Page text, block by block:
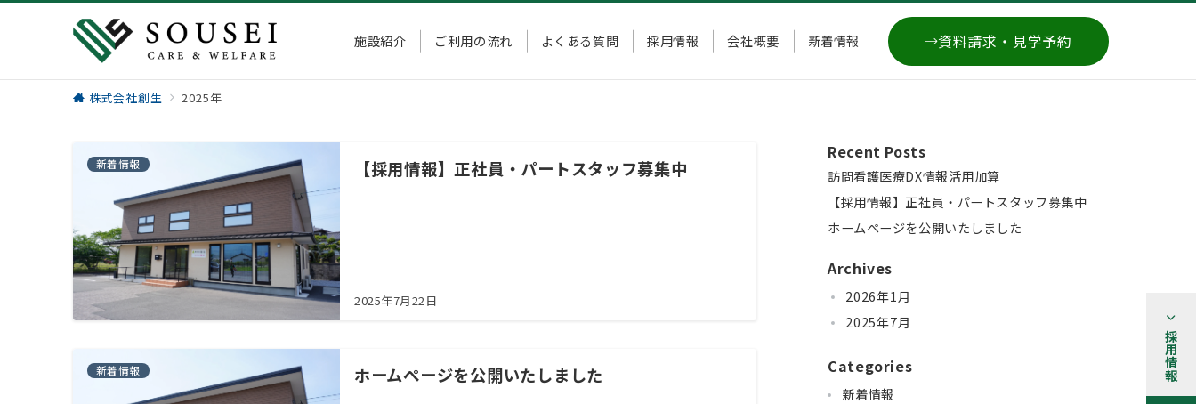
施設紹介 ご利用の流れ よくある質問 採用情報 会社概要 新着情報 資料請求・見学予約
株式会社創生 2025年
新着情報 【採用情報】正社員・パートスタッフ募集中
2025年7月22日
新着情報 ホームぺージを公開いたしました
Recent Posts
訪問看護医療DX情報活用加算
【採用情報】正社員・パートスタッフ募集中
ホームぺージを公開いたしました
Archives
2026年1月
2025年7月
Categories
新着情報
採用情報